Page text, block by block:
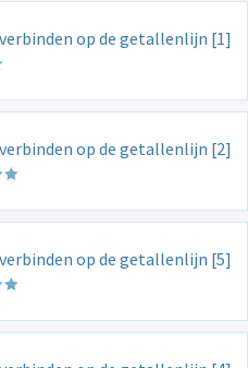
op de getallenlijn [1]
op de getallenlijn [2]
op de getallenlijn [5]